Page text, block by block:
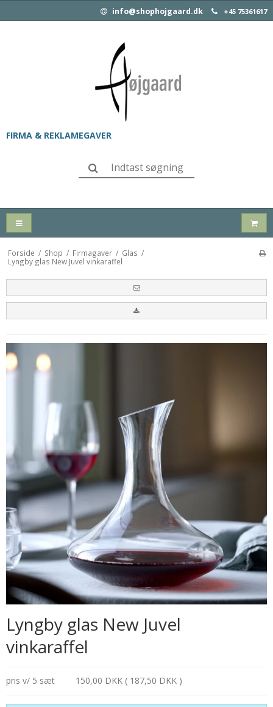
info@shophojgaard.dk +45 75361617
FIRMA & REKLAMEGAVER
Forside / Shop / Firmagaver / Glas /
Lyngby glas New Juvel vinkaraffel
Lyngby glas New Juvel
vinkaraffel
pris v/ 5 sæt 150,00 DKK ( 187,50 DKK )